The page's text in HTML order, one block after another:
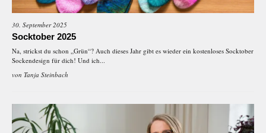
30. September 2025
Socktober 2025
Na, strickst du schon „Grün“? Auch dieses Jahr gibt es wieder ein kostenloses Socktober
Sockendesign für dich! Und ich...
von Tanja Steinbach